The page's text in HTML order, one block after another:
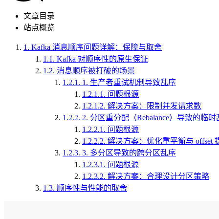
文章目录
站点概览
1. Kafka 消息顺序问题详解：保障与取舍
1.1. Kafka 对顺序性的原生保证
1.2. 消息顺序被打破的场景
1.2.1. 1. 生产者重试机制导致乱序
1.2.1.1. 问题根源
1.2.1.2. 解决方案：限制并发请求数
1.2.2. 2. 分区重分配（Rebalance）导致的临时
1.2.2.1. 问题根源
1.2.2.2. 解决方案：优化重平衡与 offset
1.2.3. 3. 多分区导致的跨分区乱序
1.2.3.1. 问题根源
1.2.3.2. 解决方案：合理设计分区策略
1.3. 顺序性与性能的取舍